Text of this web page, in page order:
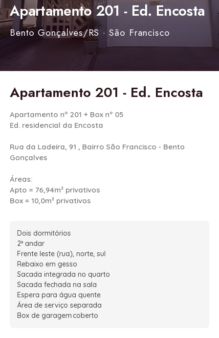
Apartamento 201 - Ed. Encosta
Bento Gonçalves/RS · São Francisco
Apartamento 201 - Ed. Encosta
Apartamento nº 201 + Box nº 05
Ed. residencial da Encosta
Rua da Ladeira, 91 , Bairro São Francisco - Bento
Gonçalves
Áreas:
Apto = 76,94m² privativos
Box = 10,0m² privativos
Dois dormitórios
2ª andar
Frente leste (rua), norte, sul
Rebaixo em gesso
Sacada integrada no quarto
Sacada fechada na sala
Espera para água quente
Área de serviço separada
Box de garagem coberto